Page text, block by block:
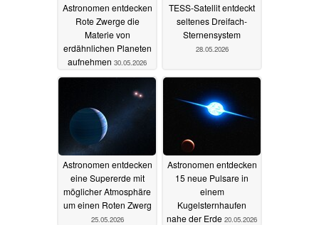
Astronomen entdecken
Rote Zwerge die
Materie von
erdähnlichen Planeten
aufnehmen 30.05.2026
TESS-Satellit entdeckt
seltenes Dreifach-
Sternensystem
28.05.2026
Astronomen entdecken
eine Supererde mit
möglicher Atmosphäre
um einen Roten Zwerg
25.05.2026
Astronomen entdecken
15 neue Pulsare in
einem
Kugelsternhaufen
nahe der Erde 20.05.2026